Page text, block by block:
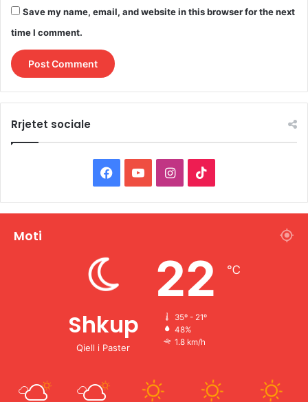
Save my name, email, and website in this browser for the next
time I comment.
Rrjetet sociale
a
b
o
I
n
a
g
r
i
o
Moti
Shkup
Qiell i Paster
22 ℃
35º - 21º
48%
1.8 km/h